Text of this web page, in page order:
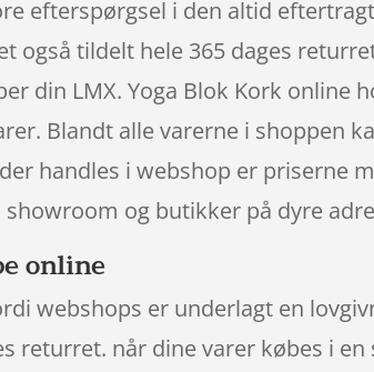
efterspørgsel i den altid
også tildelt hele 365 dages
din LMX. Yoga Blok Kork online
Blandt alle varerne i shoppen
handles i webshop er priserne
og butikker på dyre
online
webshops er underlagt en
returret. når dine varer købes i en